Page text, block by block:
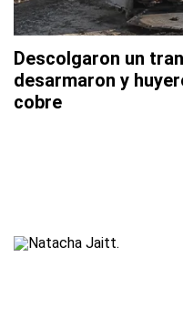
Descolgaron un
desarmaron y
cobre